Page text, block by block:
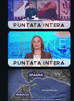
PUNTATA INTERA
PUNTATA INTERA